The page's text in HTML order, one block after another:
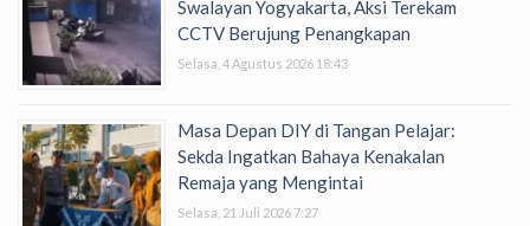
Swalayan Yogyakarta, Aksi Terekam
CCTV Berujung Penangkapan
Selasa, 4 Agustus 2026 18:43
Masa Depan DIY di Tangan Pelajar:
Sekda Ingatkan Bahaya Kenakalan
Remaja yang Mengintai
Selasa, 21 Juli 2026 7:27